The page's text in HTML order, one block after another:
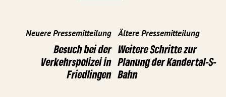
Neuere Pressemitteilung
Besuch bei der
Verkehrspolizei in
Friedlingen
Ältere Pressemitteilung
Weitere Schritte zur
Planung der Kandertal-S-
Bahn